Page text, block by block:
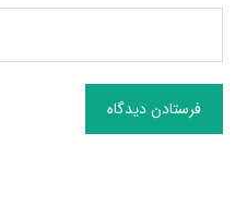
فرستادن دیدگاه